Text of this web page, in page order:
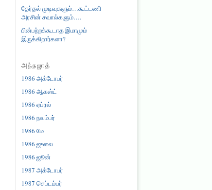
தேர்தல் முடிவுகளும்…கூட்டணி
அரசின் சவால்களும்….
பின்பற்றக்கூடாத இமாமும்
இருக்கிறார்களா?
அந்நஜாத்
1986 அக்டோபர்
1986 ஆகஸ்ட்
1986 ஏப்ரல்
1986 நவம்பர்
1986 மே
1986 ஜுலை
1986 ஜூன்
1987 அக்டோபர்
1987 செப்டம்பர்